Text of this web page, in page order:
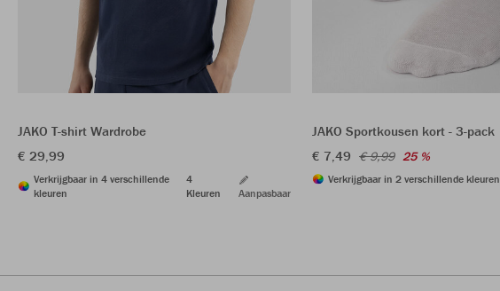
JAKO T-shirt Wardrobe
€ 29,99
Verkrijgbaar in 4 verschillende
kleuren
4
Kleuren
Aanpasbaar
JAKO Sportkousen kort - 3-pack
€ 7,49 € 9,99 25 %
Verkrijgbaar in 2 verschillende kleuren